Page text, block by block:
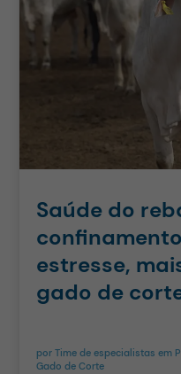
Saúde do
estresse,
gado de
porTime de especialistas em
Gado de Corte